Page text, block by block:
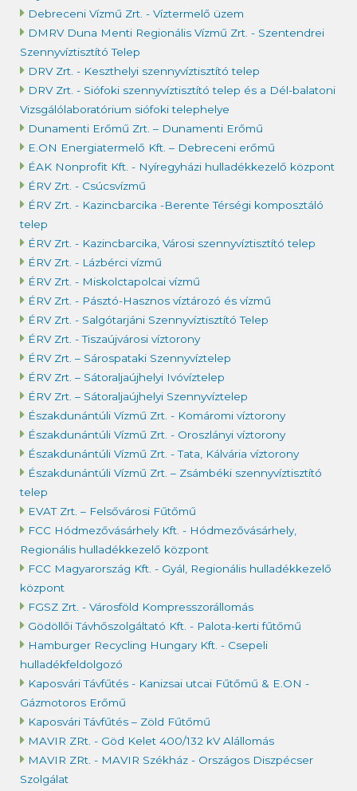
Debreceni Vízmű Zrt. - Víztermelő üzem
DMRV Duna Menti Regionális Vízmű Zrt. - Szentendrei
Szennyvíztisztító Telep
DRV Zrt. - Keszthelyi szennyvíztisztító telep
DRV Zrt. - Siófoki szennyvíztisztító telep és a Dél-balatoni
Vizsgálólaboratórium siófoki telephelye
Dunamenti Erőmű Zrt. – Dunamenti Erőmű
E.ON Energiatermelő Kft. – Debreceni erőmű
ÉAK Nonprofit Kft. - Nyíregyházi hulladékkezelő központ
ÉRV Zrt. - Csúcsvízmű
ÉRV Zrt. - Kazincbarcika -Berente Térségi komposztáló
telep
ÉRV Zrt. - Kazincbarcika, Városi szennyvíztisztító telep
ÉRV Zrt. - Lázbérci vízmű
ÉRV Zrt. - Miskolctapolcai vízmű
ÉRV Zrt. - Pásztó-Hasznos víztározó és vízmű
ÉRV Zrt. - Salgótarjáni Szennyvíztisztító Telep
ÉRV Zrt. - Tiszaújvárosi víztorony
ÉRV Zrt. – Sárospataki Szennyvíztelep
ÉRV Zrt. – Sátoraljaújhelyi Ivóvíztelep
ÉRV Zrt. – Sátoraljaújhelyi Szennyvíztelep
Északdunántúli Vízmű Zrt. - Komáromi víztorony
Északdunántúli Vízmű Zrt. - Oroszlányi víztorony
Északdunántúli Vízmű Zrt. - Tata, Kálvária víztorony
Északdunántúli Vízmű Zrt. – Zsámbéki szennyvíztisztító
telep
EVAT Zrt. – Felsővárosi Fűtőmű
FCC Hódmezővásárhely Kft. - Hódmezővásárhely,
Regionális hulladékkezelő központ
FCC Magyarország Kft. - Gyál, Regionális hulladékkezelő
központ
FGSZ Zrt. - Városföld Kompresszorállomás
Gödöllői Távhőszolgáltató Kft. - Palota-kerti fűtőmű
Hamburger Recycling Hungary Kft. - Csepeli
hulladékfeldolgozó
Kaposvári Távfűtés - Kanizsai utcai Fűtőmű & E.ON -
Gázmotoros Erőmű
Kaposvári Távfűtés – Zöld Fűtőmű
MAVIR ZRt. - Göd Kelet 400/132 kV Alállomás
MAVIR ZRt. - MAVIR Székház - Országos Diszpécser
Szolgálat